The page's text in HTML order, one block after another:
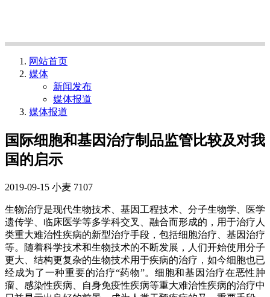
网站首页
媒体
新闻发布
媒体报道
媒体报道
国际细胞和基因治疗制品监管比较及对我
国的启示
2019-09-15 小麦 7107
生物治疗是现代生物技术、基因工程技术、分子生物学、医学
遗传学、临床医学等多学科交叉、融合而形成的，用于治疗人
类重大难治性疾病的新型治疗手段，包括细胞治疗、基因治疗
等。随着科学技术和生物技术的不断发展，人们开始使用分子
更大、结构更复杂的生物技术用于疾病的治疗，如今细胞也已
经成为了一种重要的治疗“药物”。细胞和基因治疗在恶性肿
瘤、感染性疾病、自身免疫性疾病等重大难治性疾病的治疗中